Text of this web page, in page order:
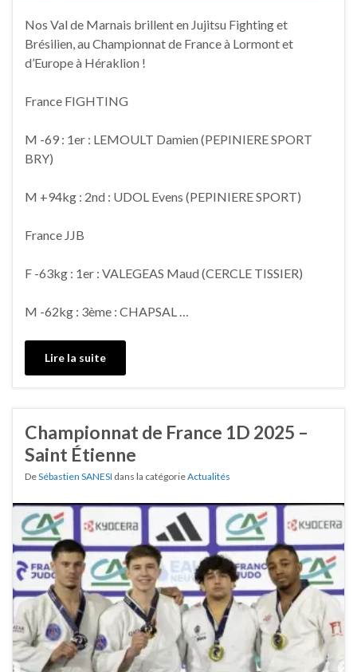
Nos Val de Marnais brillent en Jujitsu Fighting et
Brésilien, au Championnat de France à Lormont et
d’Europe à Héraklion !
France FIGHTING
M -69 : 1er : LEMOULT Damien (PEPINIERE SPORT
BRY)
M +94kg : 2nd : UDOL Evens (PEPINIERE SPORT)
France JJB
F -63kg : 1er : VALEGEAS Maud (CERCLE TISSIER)
M -62kg : 3ème : CHAPSAL …
Lire la suite
Championnat de France 1D 2025 –
Saint Étienne
DeSébastien SANESI dans la catégorieActualités